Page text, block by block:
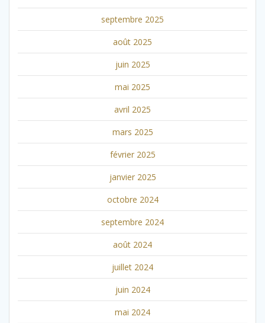
septembre 2025
août 2025
juin 2025
mai 2025
avril 2025
mars 2025
février 2025
janvier 2025
octobre 2024
septembre 2024
août 2024
juillet 2024
juin 2024
mai 2024